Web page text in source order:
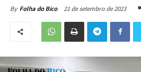
By Folha do Bico 21 de setembro de 2023